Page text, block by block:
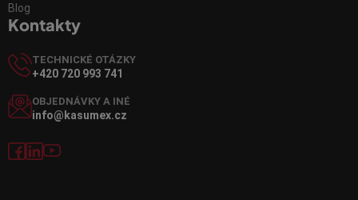
Blog
Kontakty
TECHNICKÉ OTÁZKY
+420 720 993 741
OBJEDNÁVKY A INÉ
info@kasumex.cz